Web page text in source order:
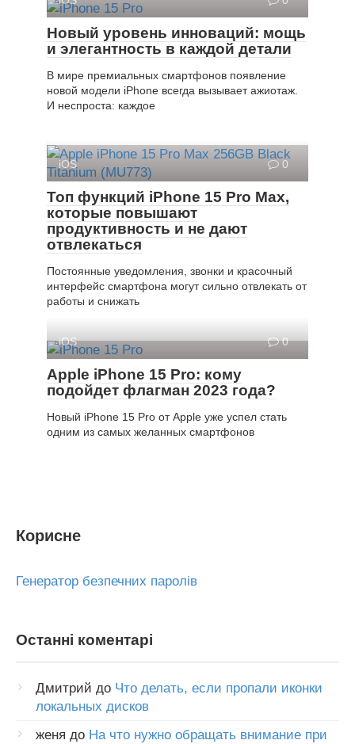
Новый уровень инноваций: мощь
и элегантность в каждой детали
В мире премиальных смартфонов появление
новой модели iPhone всегда вызывает ажиотаж.
И неспроста: каждое
iOS 0
Топ функций iPhone 15 Pro Max,
которые повышают
продуктивность и не дают
отвлекаться
Постоянные уведомления, звонки и красочный
интерфейс смартфона могут сильно отвлекать от
работы и снижать
iOS 0
Apple iPhone 15 Pro: кому
подойдет флагман 2023 года?
Новый iPhone 15 Pro от Apple уже успел стать
одним из самых желанных смартфонов
Корисне
Генератор безпечних паролів
Останні коментарі
Дмитрий до Что делать, если пропали иконки
локальных дисков
женя до На что нужно обращать внимание при